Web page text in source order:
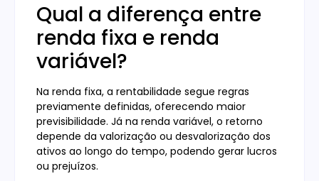
Qual a diferença entre
renda fixa e renda
variável?
Na renda fixa, a rentabilidade segue regras
previamente definidas, oferecendo maior
previsibilidade. Já na renda variável, o retorno
depende da valorização ou desvalorização dos
ativos ao longo do tempo, podendo gerar lucros
ou prejuízos.